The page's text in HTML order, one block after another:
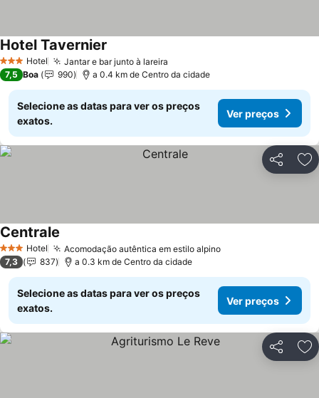
3 EstrelasHotel Jantar e bar junto à lareira
Hotel Tavernier
7,5 Boa 990 a 0.4 km de Centro da cidade
Selecione as datas para ver os preços
exatos.
Ver preços
Partilhar
3 EstrelasHotel Acomodação autêntica em estilo alpino
Centrale
7,3 837 a 0.3 km de Centro da cidade
Selecione as datas para ver os preços
exatos.
Ver preços
Partilhar